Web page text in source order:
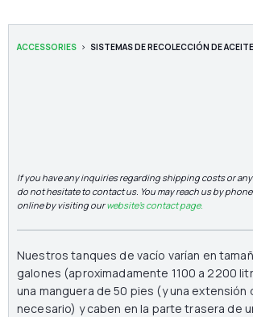
ACCESSORIES > SISTEMAS DE RECOLECCIÓN DE ACEITE
If you have any inquiries regarding shipping costs or
do not hesitate to contact us. You may reach us by phone
online by visiting ourwebsite's contact page.
Nuestros tanques de vacío varían en
galones (aproximadamente 1100 a 2200
una manguera de 50 pies (y una extensión
necesario) y caben en la parte trasera de